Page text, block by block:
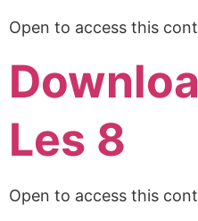
Open to access this
Les 8
Open to access this